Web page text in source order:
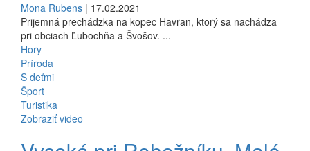
Mona Rubens | 17.02.2021
Prijemná prechádzka na kopec Havran, ktorý sa nachádza
pri obciach Ľubochňa a Švošov. ...
Hory
Príroda
S deťmi
Šport
Turistika
Zobraziť video